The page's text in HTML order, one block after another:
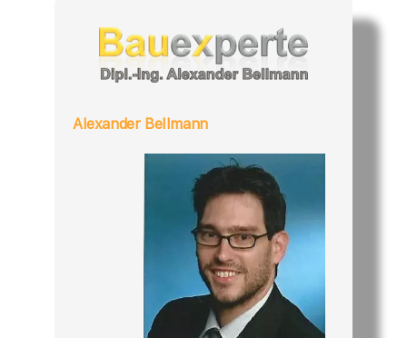
Alexander Bellmann